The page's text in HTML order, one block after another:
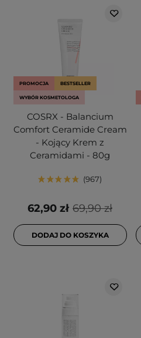
PROMOCJA BESTSELLER
WYBÓR KOSMETOLOGA
COSRX - Balancium
Comfort Ceramide Cream
- Kojący Krem z
Ceramidami - 80g
967
69,90 zł
62,90 zł
DODAJ DO KOSZYKA